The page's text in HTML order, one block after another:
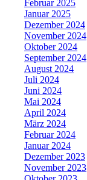
Februar 2025
Januar 2025
Dezember 2024
November 2024
Oktober 2024
September 2024
August 2024
Juli 2024
Juni 2024
Mai 2024
April 2024
März 2024
Februar 2024
Januar 2024
Dezember 2023
November 2023